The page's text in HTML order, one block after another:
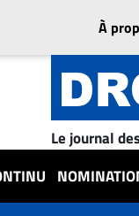
À
Le journal